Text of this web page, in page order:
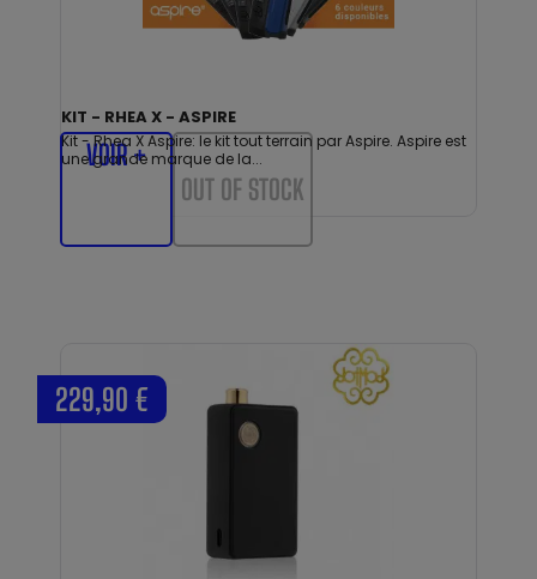
KIT - RHEA X - ASPIRE
Kit - Rhea X Aspire: le kit tout terrain par Aspire. Aspire est
une grande marque de la...
VOIR +
OUT OF STOCK
229,90 €